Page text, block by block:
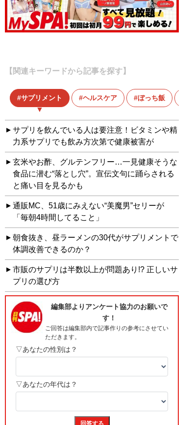
【関連キーワードから記事を探す】
サプリメント ヘルスケア ぼっち飯
サプリを飲んでいる人は要注意！ビタミンや精
力系サプリでも飲み方次第で健康被害が
玄米やお酢、グルテンフリー…一見健康そうな
食品に潜む“落とし穴”。宣伝文句に踊らされる
と痛い目を見るかも
通販MC、51歳にみえない“美魔男”セリーが
「毎朝4時間してること」
朝食抜き、昼ラーメンの30代がサプリメントで
体調改善できるのか？
市販のサプリは半数以上が問題あり!? 正しいサ
プリの選び方